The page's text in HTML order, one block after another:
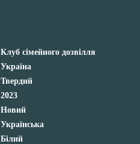
Клуб сімейного дозвілля
Україна
Твердий
2023
Новий
Українська
Білий